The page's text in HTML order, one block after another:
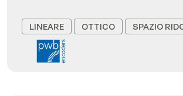
LINEARE OTTICO SPAZIO